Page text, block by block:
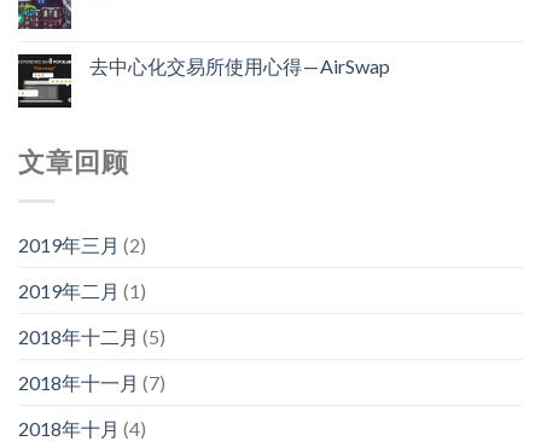
去中心化交易所使用心得 — AirSwap
文章回顾
2019年三月 (2)
2019年二月 (1)
2018年十二月 (5)
2018年十一月 (7)
2018年十月 (4)